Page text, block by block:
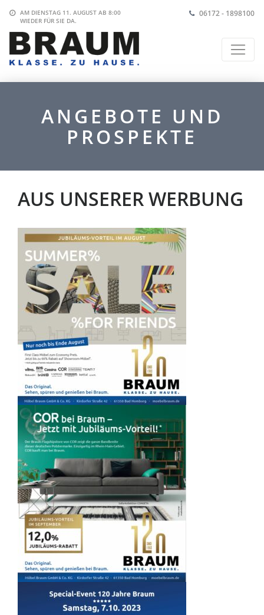
AM DIENSTAG 11. AUGUST AB 8:00
WIEDER FÜR SIE DA.
06172 - 1898100
ANGEBOTE UND
PROSPEKTE
AUS UNSERER WERBUNG